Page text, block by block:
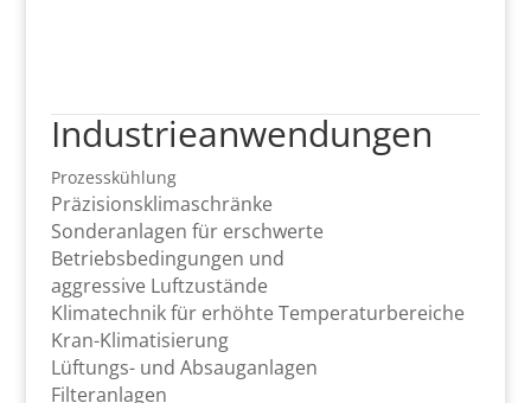
Industrieanwendungen
Prozesskühlung
Präzisionsklimaschränke
Sonderanlagen für erschwerte
Betriebsbedingungen und
aggressive Luftzustände
Klimatechnik für erhöhte Temperaturbereiche
Kran-Klimatisierung
Lüftungs- und Absauganlagen
Filteranlagen